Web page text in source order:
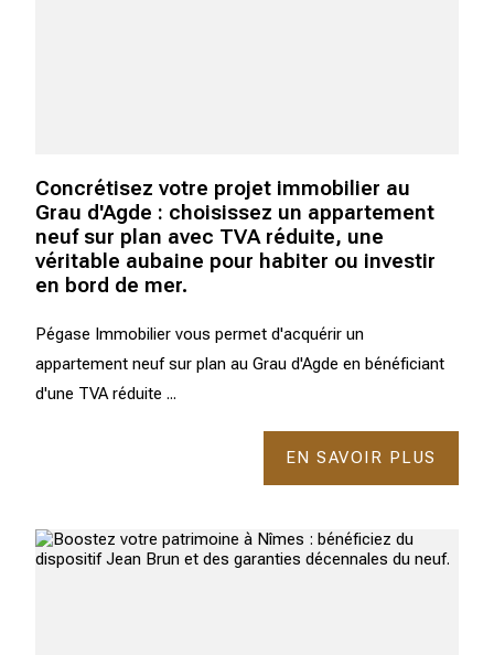
Concrétisez votre projet immobilier au
Grau d'Agde : choisissez un appartement
neuf sur plan avec TVA réduite, une
véritable aubaine pour habiter ou investir
en bord de mer.
Pégase Immobilier vous permet d'acquérir un
appartement neuf sur plan au Grau d'Agde en bénéficiant
d'une TVA réduite ...
EN SAVOIR PLUS